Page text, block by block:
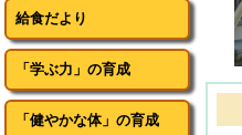
給食だより
「学ぶ力」の育成
「健やかな体」の育成